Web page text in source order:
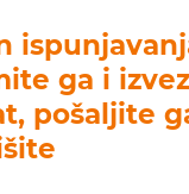
ga i
pošaljite